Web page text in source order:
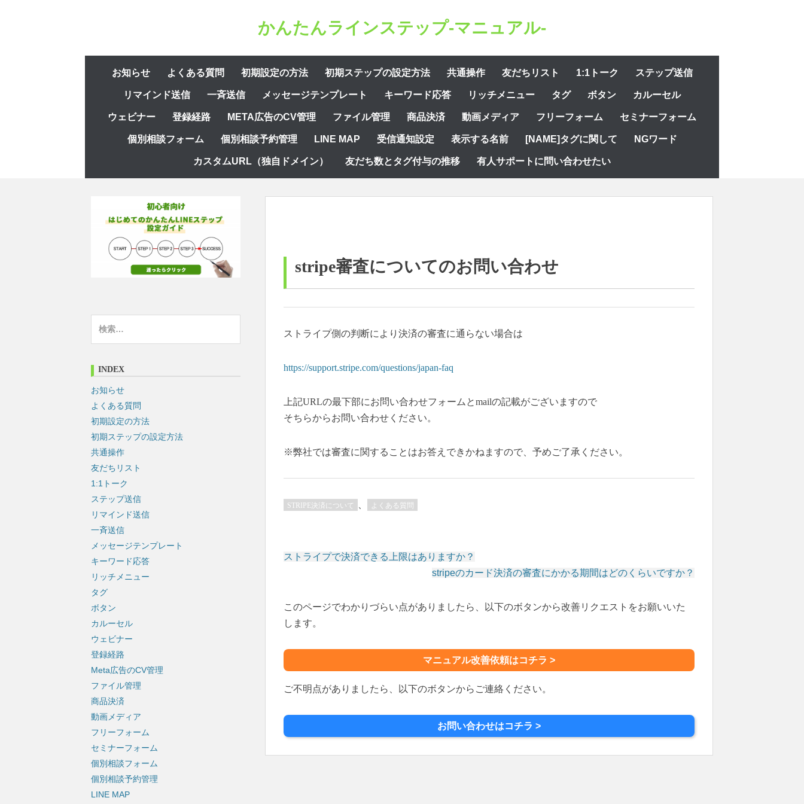
かんたんラインステップ-マニュアル-
キ
お知らせ よくある質問 初期設定の方法 初期ステップの設定方法 共通操作 友だちリスト 1:1トーク ステップ送信
リマインド送信 一斉送信 メッセージテンプレート キーワード応答 リッチメニュー タグ ボタン カルーセル
ウェビナー 登録経路 META広告のCV管理 ファイル管理 商品決済 動画メディア フリーフォーム セミナーフォーム
個別相談フォーム 個別相談予約管理 LINE MAP 受信通知設定 表示する名前 [NAME]タグに関して NGワード
カスタムURL（独自ドメイン） 友だち数とタグ付与の推移 有人サポートに問い合わせたい
stripe審査についてのお問い合わせ
ストライプ側の判断により決済の審査に通らない場合は
https://support.stripe.com/questions/japan-faq
上記URLの最下部にお問い合わせフォームとmailの記載がございますので
そちらからお問い合わせください。
※弊社では審査に関することはお答えできかねますので、予めご了承ください。
STRIPE決済について よくある質問
稿
ナ
ビ
ゲ
ョ
ストライプで決済できる上限はありますか？
stripeのカード決済の審査にかかる期間はどのくらいですか？
このページでわかりづらい点がありましたら、以下のボタンから改善リクエストをお願いいた
します。
マニュアル改善依頼はコチラ >
ご不明点がありましたら、以下のボタンからご連絡ください。
お問い合わせはコチラ >
検
INDEX
お知らせ
よくある質問
初期設定の方法
初期ステップの設定方法
共通操作
友だちリスト
1:1トーク
ステップ送信
リマインド送信
一斉送信
メッセージテンプレート
キーワード応答
リッチメニュー
タグ
ボタン
カルーセル
ウェビナー
登録経路
Meta広告のCV管理
ファイル管理
商品決済
動画メディア
フリーフォーム
セミナーフォーム
個別相談フォーム
個別相談予約管理
LINE MAP